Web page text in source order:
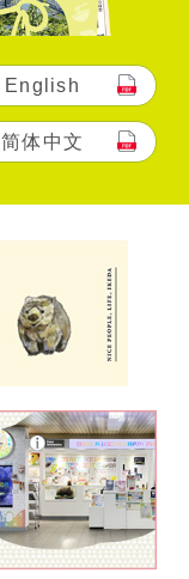
English
简体中文